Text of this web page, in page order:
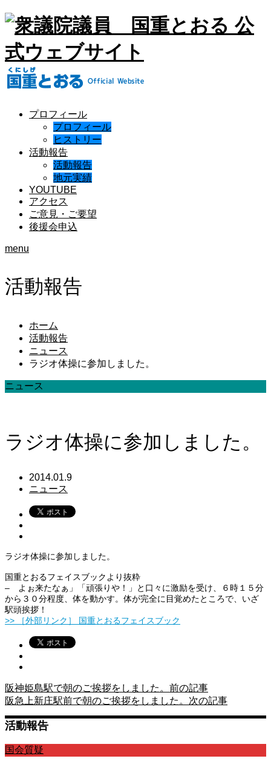
プロフィール
プロフィール
ヒストリー
活動報告
活動報告
地元実績
YOUTUBE
アクセス
ご意見・ご要望
後援会申込
menu
活動報告
ホーム
活動報告
ニュース
ラジオ体操に参加しました。
ニュース
ラジオ体操に参加しました。
2014.01.9
ニュース
ラジオ体操に参加しました。
国重とおるフェイスブックより抜粋
– よぉ来たなぁ」「頑張りや！」と口々に激励を受け、６時１５分
から３０分程度、体を動かす。体が完全に目覚めたところで、いざ
駅頭挨拶！
>> ［外部リンク］ 国重とおるフェイスブック
阪神姫島駅で朝のご挨拶をしました。 前の記事
阪急上新庄駅前で朝のご挨拶をしました。 次の記事
活動報告
国会質疑